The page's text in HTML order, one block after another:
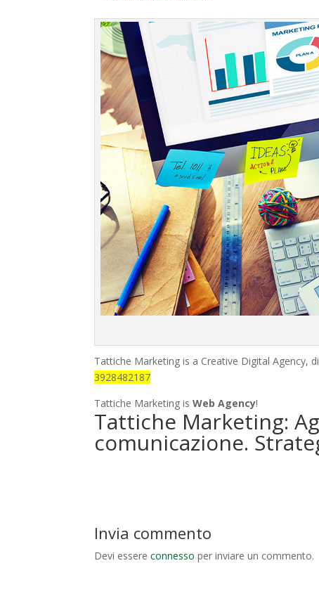
Tattiche Marketing is a Creative Digital Agency,
3928482187
Tattiche Marketing isWeb Agency!
Tattiche Marketing:
comunicazione.
Invia commento
Devi essereconnesso per inviare un commento.